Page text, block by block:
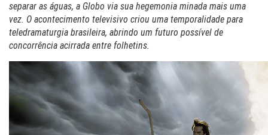
separar as águas, a Globo via sua hegemonia minada mais uma
vez. O acontecimento televisivo criou uma temporalidade para
teledramaturgia brasileira, abrindo um futuro possível de
concorrência acirrada entre folhetins.